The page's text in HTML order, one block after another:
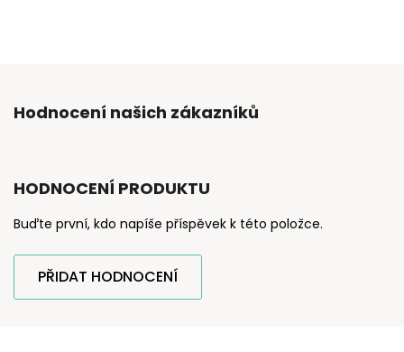
Hodnocení našich zákazníků
HODNOCENÍ PRODUKTU
Buďte první, kdo napíše příspěvek k této položce.
PŘIDAT HODNOCENÍ